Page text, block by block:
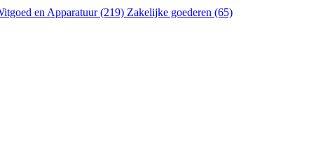
en Apparatuur (219) Zakelijke goederen (65)